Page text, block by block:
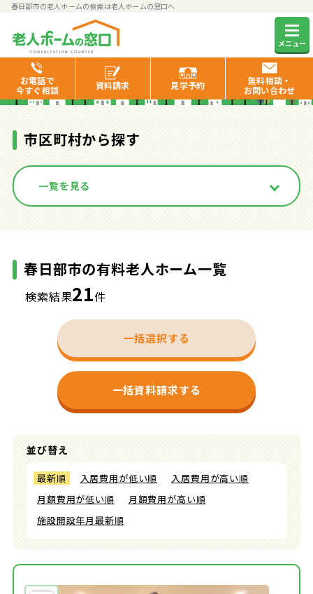
春日部市の老人ホームの検索は老人ホームの窓口へ
メニュー
お電話で
今すぐ相談
資料請求 見学予約
無料相談・
お問い合わせ
春日部市の有料老人ホーム一覧
市区町村から探す
一覧を見る
春日部市の有料老人ホーム一覧
検索結果21件
一括選択する
一括資料請求する
並び替え
最新順 入居費用が低い順
入居費用が高い順
月額費用が低い順
月額費用が高い順
施設開設年月最新順